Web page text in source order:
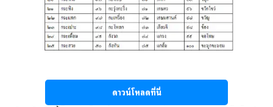
ดาวน์โหลดที่นี่